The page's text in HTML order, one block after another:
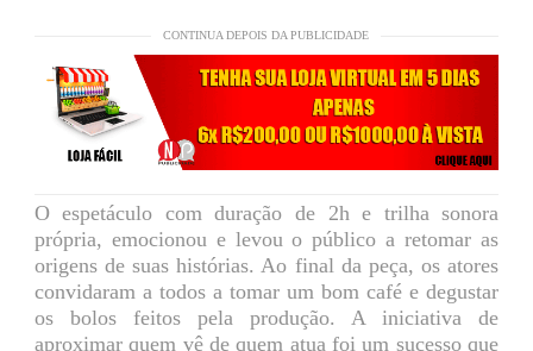
CONTINUA DEPOIS DA PUBLICIDADE
O espetáculo com duração de 2h e trilha sonora
própria, emocionou e levou o público a retomar as
origens de suas histórias. Ao final da peça, os atores
convidaram a todos a tomar um bom café e degustar
os bolos feitos pela produção. A iniciativa de
aproximar quem vê de quem atua foi um sucesso que